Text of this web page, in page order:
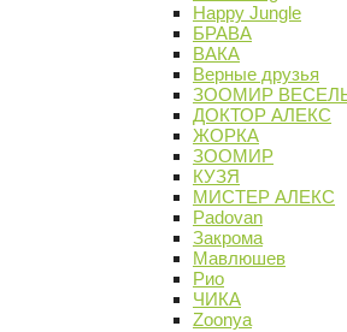
Happy Jungle
БРАВА
ВАКА
Верные друзья
ЗООМИР
ДОКТОР АЛЕКС
ЖОРКА
ЗООМИР
КУЗЯ
МИСТЕР АЛЕКС
Padovan
Закрома
Мавлюшев
Рио
ЧИКА
Zoonya